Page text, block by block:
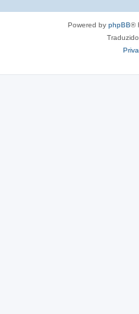
Powered by phpBB®